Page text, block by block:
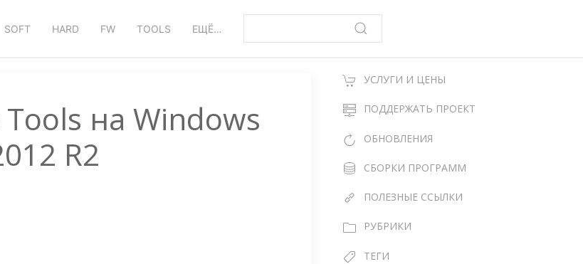
SOFT HARD FW TOOLS ЕЩЁ…
на Windows
R2
УСЛУГИ И ЦЕНЫ
ПОДДЕРЖАТЬ ПРОЕКТ
ОБНОВЛЕНИЯ
СБОРКИ ПРОГРАММ
ПОЛЕЗНЫЕ ССЫЛКИ
РУБРИКИ
ТЕГИ